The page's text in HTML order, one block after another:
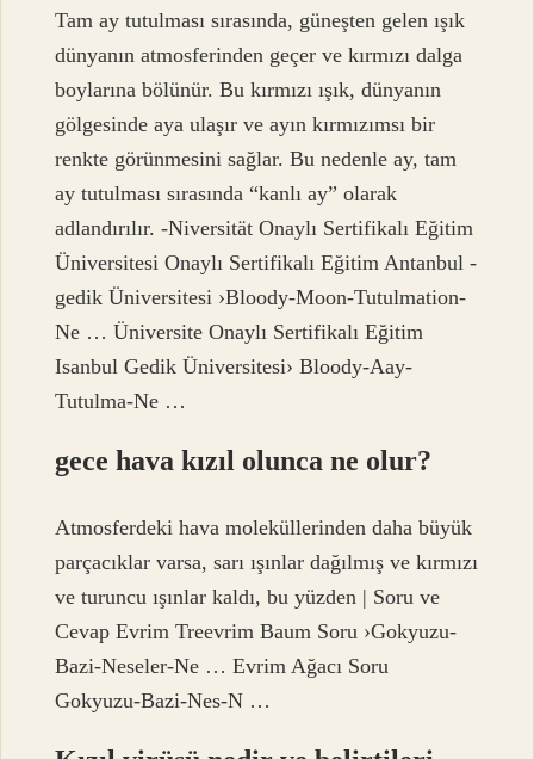
Tam ay tutulması sırasında, güneşten gelen ışık
dünyanın atmosferinden geçer ve kırmızı dalga
boylarına bölünür. Bu kırmızı ışık, dünyanın
gölgesinde aya ulaşır ve ayın kırmızımsı bir
renkte görünmesini sağlar. Bu nedenle ay, tam
ay tutulması sırasında “kanlı ay” olarak
adlandırılır. -Niversität Onaylı Sertifikalı Eğitim
Üniversitesi Onaylı Sertifikalı Eğitim Antanbul -
gedik Üniversitesi ›Bloody-Moon-Tutulmation-
Ne … Üniversite Onaylı Sertifikalı Eğitim
Isanbul Gedik Üniversitesi› Bloody-Aay-
Tutulma-Ne …
gece hava kızıl olunca ne olur?
Atmosferdeki hava moleküllerinden daha büyük
parçacıklar varsa, sarı ışınlar dağılmış ve kırmızı
ve turuncu ışınlar kaldı, bu yüzden | Soru ve
Cevap Evrim Treevrim Baum Soru ›Gokyuzu-
Bazi-Neseler-Ne … Evrim Ağacı Soru
Gokyuzu-Bazi-Nes-N …